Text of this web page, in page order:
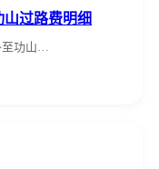
过路费明细
至功山…